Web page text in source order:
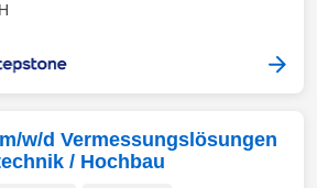
w/d Vermessungslösungen
/ Hochbau